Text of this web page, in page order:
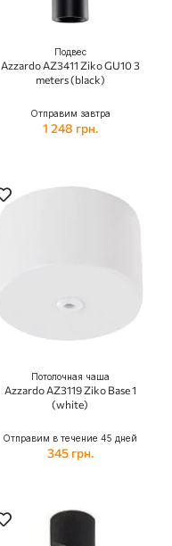
Подвес
Azzardo AZ3411 Ziko GU10 3
meters (black)
Отправим завтра
1 248 грн.
Потолочная чаша
Azzardo AZ3119 Ziko Base 1
(white)
Отправим в течение 45 дней
345 грн.